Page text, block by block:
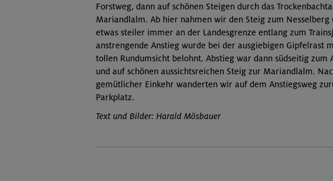
Forstweg, dann auf schönen Steigen durch das
Mariandlalm. Ab hier nahmen wir den Steig zum Nesselberg
etwas steiler immer an der Landesgrenze entlang zum
anstrengende Anstieg wurde bei der ausgiebigen Gipfelrast
tollen Rundumsicht belohnt. Abstieg war dann südseitig zum
und auf schönen aussichtsreichen Steig zur Mariandlalm.
gemütlicher Einkehr wanderten wir auf dem Anstiegsweg
Parkplatz.
Text und Bilder: Harald Mösbauer